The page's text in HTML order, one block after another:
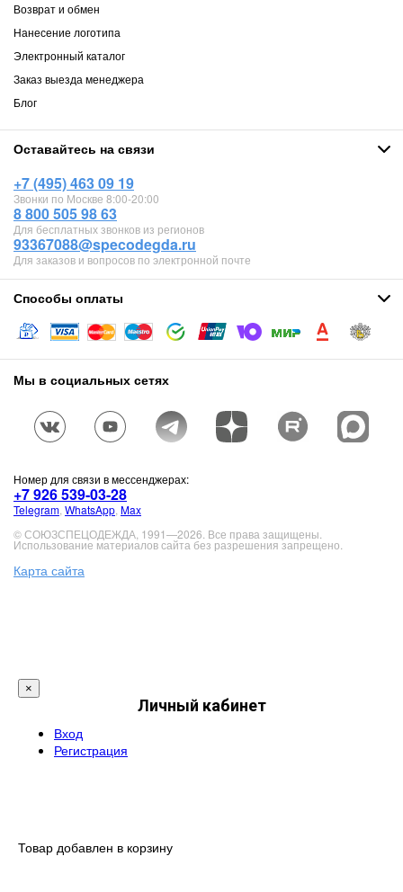
Возврат и обмен
Нанесение логотипа
Электронный каталог
Заказ выезда менеджера
Блог
Оставайтесь на связи
+7 (495) 463 09 19
Звонки по Москве 8:00-20:00
8 800 505 98 63
Для бесплатных звонков из регионов
93367088@specodegda.ru
Для заказов и вопросов по электронной почте
Способы оплаты
Мы в социальных сетях
Номер для связи в мессенджерах:
+7 926 539-03-28
Telegram WhatsApp Max
© СОЮЗСПЕЦОДЕЖДА, 1991—2026. Все права защищены.
Использование материалов сайта без разрешения запрещено.
Карта сайта
×
Личный кабинет
Вход
Регистрация
Товар добавлен в корзину